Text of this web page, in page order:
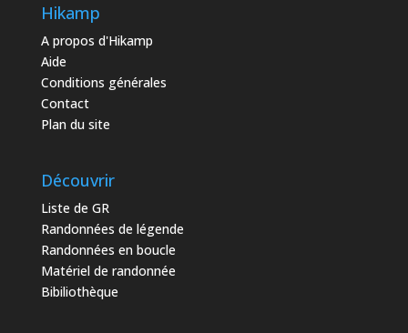
Hikamp
A propos d'Hikamp
Aide
Conditions générales
Contact
Plan du site
Découvrir
Liste de GR
Randonnées de légende
Randonnées en boucle
Matériel de randonnée
Bibiliothèque